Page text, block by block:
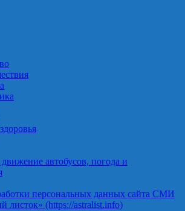
автобусов, погода и
персональных данных сайта СМИ
листок» (https://astralist.info)